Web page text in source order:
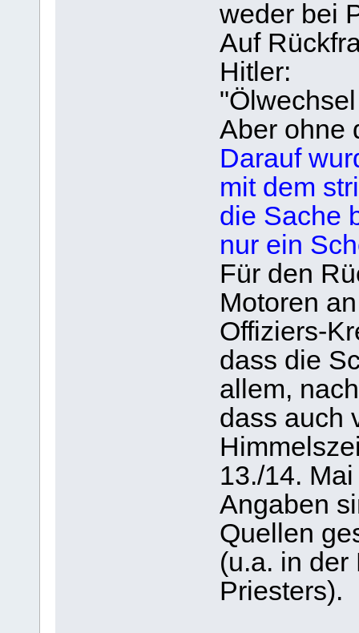
weder bei
Auf
Hitler:
Aber ohne
Darauf
mit dem
die Sache
nur ein
Für den
Motoren
Offiziers-
dass die
allem,
dass auch
13./14.
Angaben
Quellen
(u.a. in der
Priesters).